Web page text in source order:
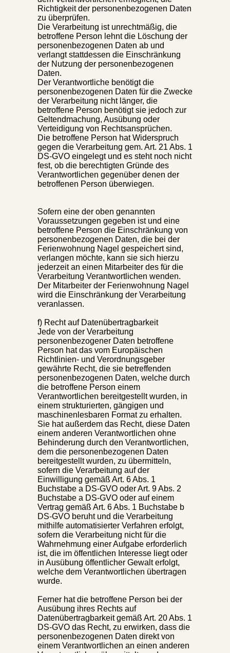
Richtigkeit der personenbezogenen Daten
zu überprüfen.
Die Verarbeitung ist unrechtmäßig, die
betroffene Person lehnt die Löschung der
personenbezogenen Daten ab und
verlangt stattdessen die Einschränkung
der Nutzung der personenbezogenen
Daten.
Der Verantwortliche benötigt die
personenbezogenen Daten für die Zwecke
der Verarbeitung nicht länger, die
betroffene Person benötigt sie jedoch zur
Geltendmachung, Ausübung oder
Verteidigung von Rechtsansprüchen.
Die betroffene Person hat Widerspruch
gegen die Verarbeitung gem. Art. 21 Abs. 1
DS-GVO eingelegt und es steht noch nicht
fest, ob die berechtigten Gründe des
Verantwortlichen gegenüber denen der
betroffenen Person überwiegen.
Sofern eine der oben genannten
Voraussetzungen gegeben ist und eine
betroffene Person die Einschränkung von
personenbezogenen Daten, die bei der
Ferienwohnung Nagel gespeichert sind,
verlangen möchte, kann sie sich hierzu
jederzeit an einen Mitarbeiter des für die
Verarbeitung Verantwortlichen wenden.
Der Mitarbeiter der Ferienwohnung Nagel
wird die Einschränkung der Verarbeitung
veranlassen.
f) Recht auf Datenübertragbarkeit
Jede von der Verarbeitung
personenbezogener Daten betroffene
Person hat das vom Europäischen
Richtlinien- und Verordnungsgeber
gewährte Recht, die sie betreffenden
personenbezogenen Daten, welche durch
die betroffene Person einem
Verantwortlichen bereitgestellt wurden, in
einem strukturierten, gängigen und
maschinenlesbaren Format zu erhalten.
Sie hat außerdem das Recht, diese Daten
einem anderen Verantwortlichen ohne
Behinderung durch den Verantwortlichen,
dem die personenbezogenen Daten
bereitgestellt wurden, zu übermitteln,
sofern die Verarbeitung auf der
Einwilligung gemäß Art. 6 Abs. 1
Buchstabe a DS-GVO oder Art. 9 Abs. 2
Buchstabe a DS-GVO oder auf einem
Vertrag gemäß Art. 6 Abs. 1 Buchstabe b
DS-GVO beruht und die Verarbeitung
mithilfe automatisierter Verfahren erfolgt,
sofern die Verarbeitung nicht für die
Wahrnehmung einer Aufgabe erforderlich
ist, die im öffentlichen Interesse liegt oder
in Ausübung öffentlicher Gewalt erfolgt,
welche dem Verantwortlichen übertragen
wurde.
Ferner hat die betroffene Person bei der
Ausübung ihres Rechts auf
Datenübertragbarkeit gemäß Art. 20 Abs. 1
DS-GVO das Recht, zu erwirken, dass die
personenbezogenen Daten direkt von
einem Verantwortlichen an einen anderen